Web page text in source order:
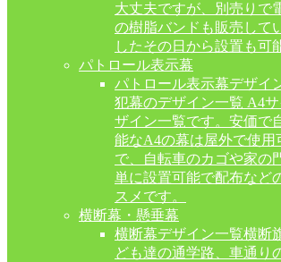
大丈夫ですが、別売りで
の樹脂バンドも販売して
したその日から設置も可
パトロール表示幕
パトロール表示幕デザイ
犯幕のデザイン一覧 A4
ザイン一覧です。安価で
能なA4の幕は屋外で使用
で、自転車のカゴや家の
単に設置可能で配布など
スメです。
横断幕・懸垂幕
横断幕デザイン一覧横断
ども達の通学路、車通り